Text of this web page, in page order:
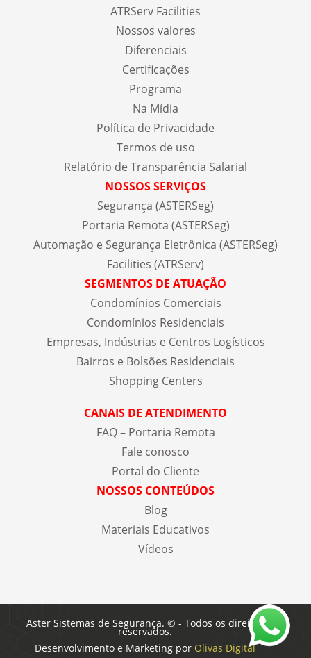
ATRServ Facilities
Nossos valores
Diferenciais
Certificações
Programa
Na Mídia
Política de Privacidade
Termos de uso
Relatório de Transparência Salarial
NOSSOS SERVIÇOS
Segurança (ASTERSeg)
Portaria Remota (ASTERSeg)
Automação e Segurança Eletrônica (ASTERSeg)
Facilities (ATRServ)
SEGMENTOS DE ATUAÇÃO
Condomínios Comerciais
Condomínios Residenciais
Empresas, Indústrias e Centros Logísticos
Bairros e Bolsões Residenciais
Shopping Centers
CANAIS DE ATENDIMENTO
FAQ – Portaria Remota
Fale conosco
Portal do Cliente
NOSSOS CONTEÚDOS
Blog
Materiais Educativos
Vídeos
Aster Sistemas de Segurança. © - Todos os direitos
reservados.
Desenvolvimento e Marketing por Olivas Digital